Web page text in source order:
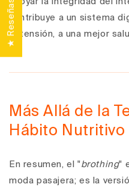
contribuye a un sistema
extensión, a una mejor
Más Allá de la
Hábito Nutritivo
En resumen, el " brothing"
moda pasajera; es la
★ Reseñas